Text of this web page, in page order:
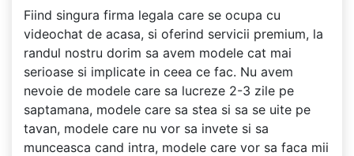
Fiind singura firma legala care se ocupa cu
videochat de acasa, si oferind servicii premium, la
randul nostru dorim sa avem modele cat mai
serioase si implicate in ceea ce fac. Nu avem
nevoie de modele care sa lucreze 2-3 zile pe
saptamana, modele care sa stea si sa se uite pe
tavan, modele care nu vor sa invete si sa
munceasca cand intra, modele care vor sa faca mii